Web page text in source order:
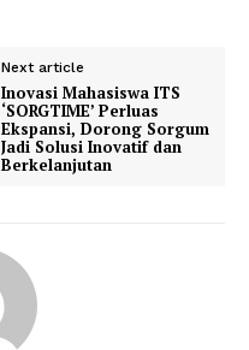
Next article
Inovasi Mahasiswa ITS
‘SORGTIME’ Perluas
Ekspansi, Dorong Sorgum
Jadi Solusi Inovatif dan
Berkelanjutan